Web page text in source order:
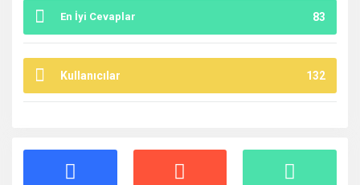
En İyi Cevaplar 83
Kullanıcılar 132
İstatistikler